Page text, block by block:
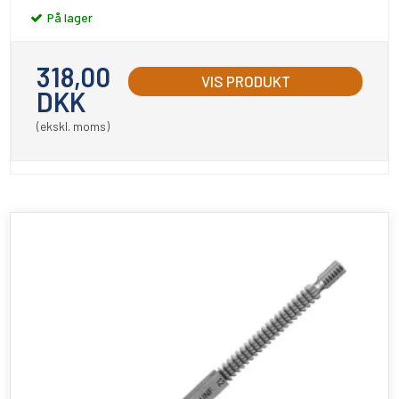
På lager
318,00
DKK
(ekskl. moms)
VIS PRODUKT